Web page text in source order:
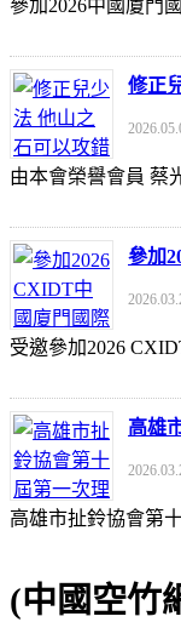
參加2026中國廈門
修正
由本會榮譽會員 蔡
參加
受邀參加2026
高雄
高雄市扯鈴協會第
(中國空竹